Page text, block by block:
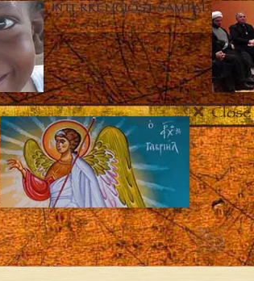
INTERRELIGIÖST SAMTAL
Close